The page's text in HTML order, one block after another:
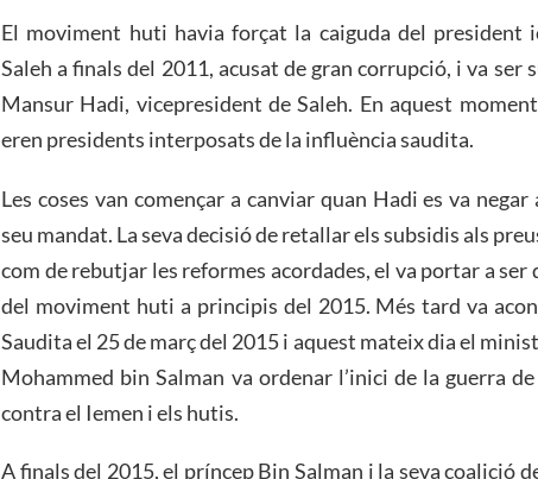
El moviment huti havia forçat la caiguda del president
Saleh a finals del 2011, acusat de gran corrupció, i va ser
Mansur Hadi, vicepresident de Saleh. En aquest
eren presidents interposats de la influència saudita.
Les coses van començar a canviar quan Hadi es va
seu mandat. La seva decisió de retallar els subsidis als
com de rebutjar les reformes acordades, el va portar a
del moviment huti a principis del 2015. Més tard va
Saudita el 25 de març del 2015 i aquest mateix dia el
Mohammed bin Salman va ordenar l’inici de la guerra
contra el Iemen i els hutis.
A finals del 2015, el príncep Bin Salman i la seva coalició